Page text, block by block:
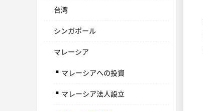
台湾
シンガポール
マレーシア
. マレーシアへの投資
. マレーシア法人設立